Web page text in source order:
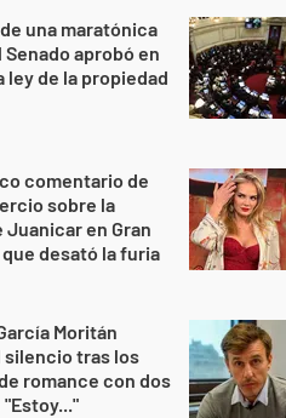
una maratónica
aprobó en
ley de la propiedad
comentario de
sobre la
Juanicar en Gran
desató la furia
Moritán
silencio tras los
romance con dos